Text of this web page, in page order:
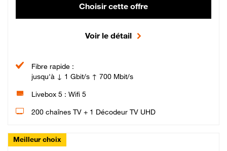
Choisir cette offre
Voir le détail
Fibre rapide :
jusqu'à ↓ 1 Gbit/s ↑ 700 Mbit/s
Livebox 5 : Wifi 5
200 chaînes TV + 1 Décodeur TV UHD
Meilleur choix